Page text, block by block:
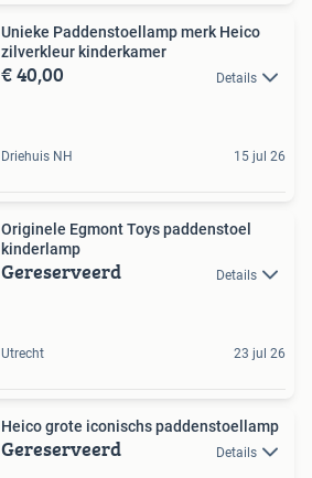
Unieke Paddenstoellamp merk Heico
zilverkleur kinderkamer
€ 40,00 Details
Driehuis NH 15 jul 26
Originele Egmont Toys paddenstoel
kinderlamp
Gereserveerd Details
Utrecht 23 jul 26
Heico grote iconischs paddenstoellamp
Gereserveerd Details